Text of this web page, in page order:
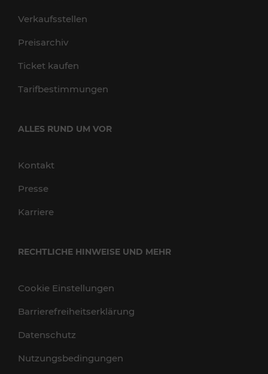
Verkaufsstellen
Preisarchiv
Ticket kaufen
Tarifbestimmungen
ALLES RUND UM VOR
Kontakt
Presse
Karriere
RECHTLICHE HINWEISE UND MEHR
Cookie Einstellungen
Barrierefreiheitserklärung
Datenschutz
Nutzungsbedingungen